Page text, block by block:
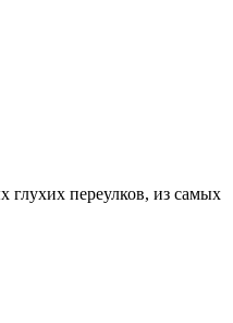
глухих переулков, из самых